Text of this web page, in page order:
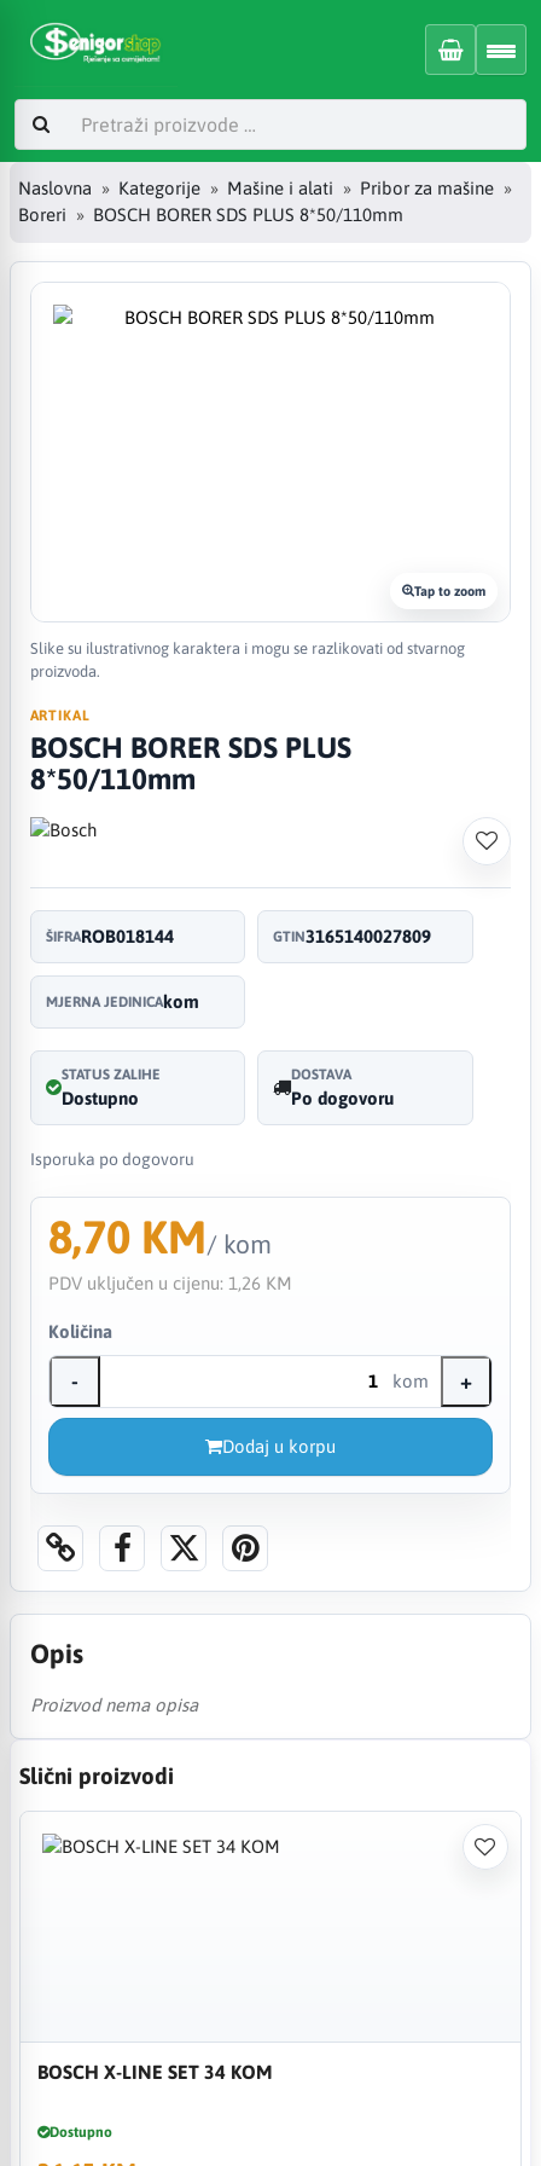
Naslovna Kategorije Mašine i alati
Pribor za mašine
Boreri
BOSCH BORER SDS PLUS 8*50/110mm
Tap to zoom
Slike su ilustrativnog karaktera i mogu se razlikovati od stvarnog
proizvoda.
ARTIKAL
BOSCH BORER SDS PLUS
8*50/110mm
ŠIFRAROB018144 GTIN3165140027809
MJERNA JEDINICAkom
STATUS ZALIHE
Dostupno
DOSTAVA
Po dogovoru
Isporuka po dogovoru
8,70 KM/ kom
PDV uključen u cijenu: 1,26 KM
Količina
- kom +
Dodaj u korpu
Opis
Proizvod nema opisa
Slični proizvodi
BOSCH X-LINE SET 34 KOM
Dostupno